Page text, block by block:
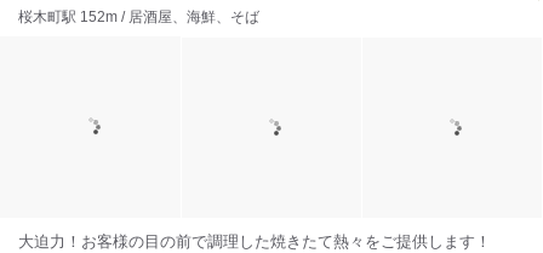
桜木町駅 152m / 居酒屋、海鮮、そば
大迫力！お客様の目の前で調理した焼きたて熱々をご提供します！